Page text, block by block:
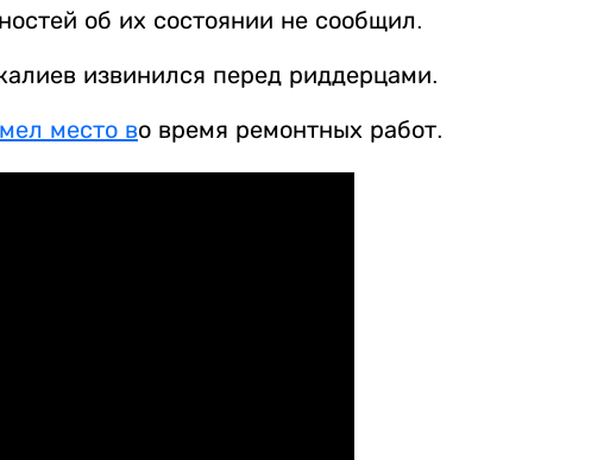
об их состоянии не сообщил.
извинился перед риддерцами.
место во время ремонтных работ.